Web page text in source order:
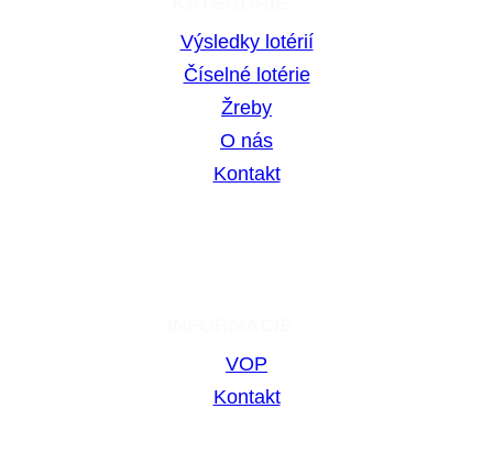
Výsledky lotérií
Číselné lotérie
Žreby
O nás
Kontakt
VOP
Kontakt